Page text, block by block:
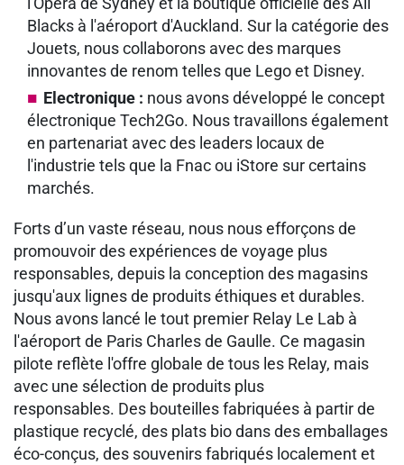
Blacks à l'aéroport d'Auckland. Sur la catégorie des
Jouets, nous collaborons avec des marques
innovantes de renom telles que Lego et Disney.
Electronique : nous avons développé le concept
électronique Tech2Go. Nous travaillons également
en partenariat avec des leaders locaux de
l'industrie tels que la Fnac ou iStore sur certains
marchés.
Forts d’un vaste réseau, nous nous efforçons de
promouvoir des expériences de voyage plus
responsables, depuis la conception des magasins
jusqu'aux lignes de produits éthiques et durables.
Nous avons lancé le tout premier Relay Le Lab à
l'aéroport de Paris Charles de Gaulle. Ce magasin
pilote reflète l'offre globale de tous les Relay, mais
avec une sélection de produits plus
responsables. Des bouteilles fabriquées à partir de
plastique recyclé, des plats bio dans des emballages
éco-conçus, des souvenirs fabriqués localement et